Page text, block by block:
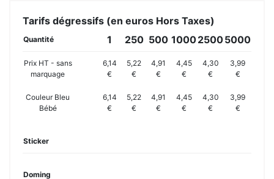
Tarifs dégressifs (en euros Hors Taxes)
Quantité 1 250 500 100025005000
Prix HT - sans
marquage
6,14
€
5,22
€
4,91
€
4,45
€
4,30
€
3,99
€
Couleur Bleu
Bébé
6,14
€
5,22
€
4,91
€
4,45
€
4,30
€
3,99
€
Sticker
Doming